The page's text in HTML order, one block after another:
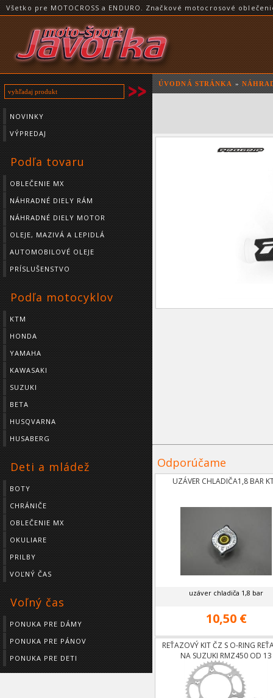
Všetko pre MOTOCROSS a ENDURO. Značkové motocrosové
NOVINKY
VÝPREDAJ
Podľa tovaru
OBLEČENIE MX
NÁHRADNÉ DIELY RÁM
NÁHRADNÉ DIELY MOTOR
OLEJE, MAZIVÁ A LEPIDLÁ
AUTOMOBILOVÉ OLEJE
PRÍSLUŠENSTVO
Podľa motocyklov
KTM
HONDA
YAMAHA
KAWASAKI
SUZUKI
BETA
HUSQVARNA
HUSABERG
Deti a mládež
BOTY
CHRÁNIČE
OBLEČENIE MX
OKULIARE
PRILBY
VOĽNÝ ČAS
Voľný čas
PONUKA PRE DÁMY
PONUKA PRE PÁNOV
PONUKA PRE DETI
ÚVODNÁ STRÁNKA »
Odporúčame
UZÁVER CHLADIČA1,8 BAR
uzáver chladiča 1,8 bar
10,50 €
REŤAZOVÝ KIT ČZ S O-RING
NA SUZUKI RMZ450 OD 13